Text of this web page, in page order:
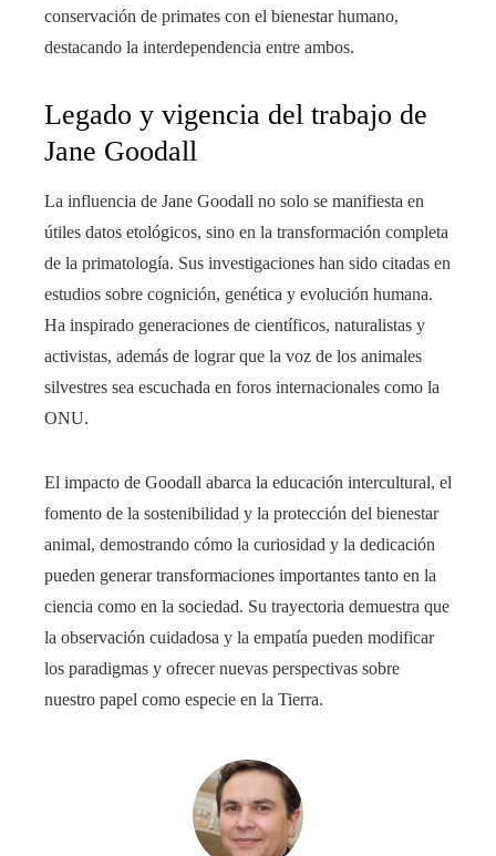
conservación de primates con el bienestar humano,
destacando la interdependencia entre ambos.
Legado y vigencia del trabajo de
Jane Goodall
La influencia de Jane Goodall no solo se manifiesta en
útiles datos etológicos, sino en la transformación completa
de la primatología. Sus investigaciones han sido citadas en
estudios sobre cognición, genética y evolución humana.
Ha inspirado generaciones de científicos, naturalistas y
activistas, además de lograr que la voz de los animales
silvestres sea escuchada en foros internacionales como la
ONU.
El impacto de Goodall abarca la educación intercultural, el
fomento de la sostenibilidad y la protección del bienestar
animal, demostrando cómo la curiosidad y la dedicación
pueden generar transformaciones importantes tanto en la
ciencia como en la sociedad. Su trayectoria demuestra que
la observación cuidadosa y la empatía pueden modificar
los paradigmas y ofrecer nuevas perspectivas sobre
nuestro papel como especie en la Tierra.